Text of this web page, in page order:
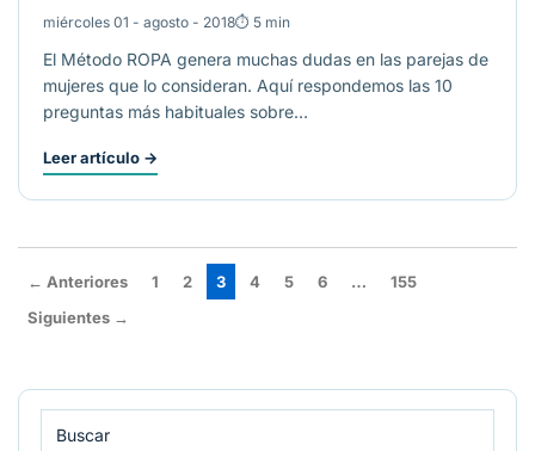
miércoles 01 - agosto - 2018 5 min
El Método ROPA genera muchas dudas en las parejas de
mujeres que lo consideran. Aquí respondemos las 10
preguntas más habituales sobre…
Leer artículo →
← Anteriores 1 2 3 4 5 6 …
155
Siguientes →